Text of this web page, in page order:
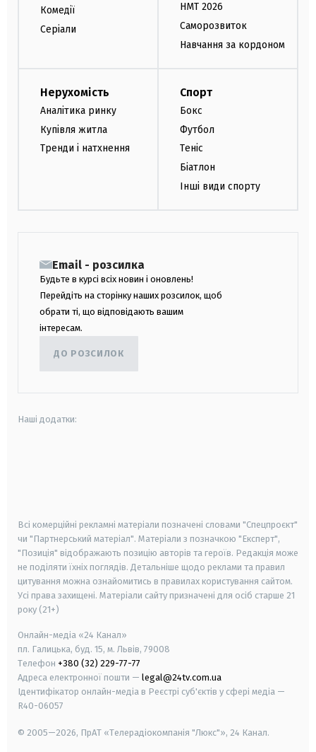
Комедії
Серіали
НМТ 2026
Саморозвиток
Навчання за кордоном
Нерухомість
Аналітика ринку
Купівля житла
Тренди і натхнення
Спорт
Бокс
Футбол
Теніс
Біатлон
Інші види спорту
Email - розсилка
Будьте в курсі всіх новин і оновлень!
Перейдіть на сторінку наших розсилок, щоб
обрати ті, що відповідають вашим
інтересам.
ДО РОЗСИЛОК
Наші додатки:
Всі комерційні рекламні матеріали позначені словами "Спецпроєкт"
чи "Партнерський матеріал". Матеріали з позначкою "Експерт",
"Позиція" відображають позицію авторів та героїв. Редакція може
не поділяти їхніх поглядів. Детальніше щодо реклами та правил
цитування можна ознайомитись в правилах користування сайтом.
Усі права захищені. Матеріали сайту призначені для осіб старше 21
року (21+)
Онлайн-медіа «24 Канал»
пл. Галицька, буд. 15, м. Львів, 79008
Телефон +380 (32) 229-77-77
Адреса електронної пошти — legal@24tv.com.ua
Ідентифікатор онлайн-медіа в Реєстрі суб'єктів у сфері медіа —
R40-06057
© 2005—2026, ПрАТ «Телерадіокомпанія "Люкс"», 24 Канал.